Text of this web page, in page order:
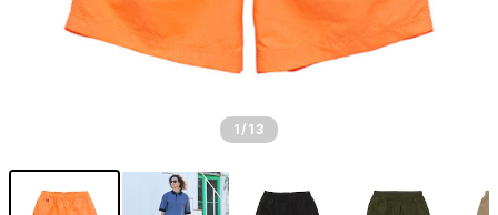
1 /13